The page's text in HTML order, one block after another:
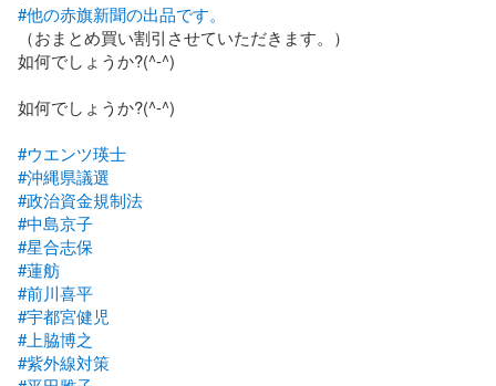
#他の赤旗新聞の出品です。
（おまとめ買い割引させていただきます。）
如何でしょうか?(^-^)
如何でしょうか?(^-^)
#ウエンツ瑛士
#沖縄県議選
#政治資金規制法
#中島京子
#星合志保
#蓮舫
#前川喜平
#宇都宮健児
#上脇博之
#紫外線対策